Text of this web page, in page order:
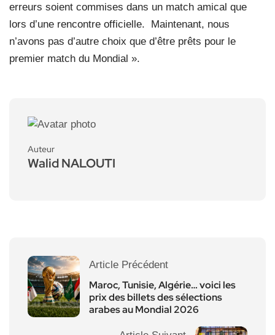
erreurs soient commises dans un match amical que
lors d’une rencontre officielle.
Maintenant, nous
n’avons pas d’autre choix que d’être prêts pour le
premier match du Mondial ».
Auteur
Walid NALOUTI
Article Précédent
Maroc, Tunisie, Algérie… voici les
prix des billets des sélections
arabes au Mondial 2026